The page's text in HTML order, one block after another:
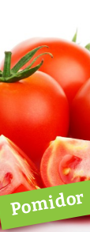
Pomidor